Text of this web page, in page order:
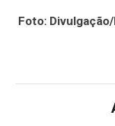
Foto: